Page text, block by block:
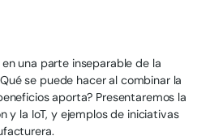
una parte inseparable de la
se puede hacer al combinar la
aporta? Presentaremos la
y la IoT, y ejemplos de iniciativas